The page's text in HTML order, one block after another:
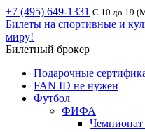
+7 (495) 649-1331 С 10 до 19
Билеты на спортивные и
миру!
Билетный брокер
Подарочные
FAN ID не нужен
Футбол
ФИФА
Чемпионат